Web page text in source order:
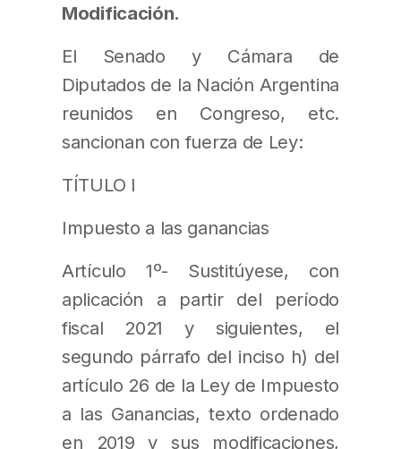
Modificación.
El Senado y Cámara de
Diputados de la Nación Argentina
reunidos en Congreso, etc.
sancionan con fuerza de Ley:
TÍTULO I
Impuesto a las ganancias
Artículo 1º- Sustitúyese, con
aplicación a partir del período
fiscal 2021 y siguientes, el
segundo párrafo del inciso h) del
artículo 26 de la Ley de Impuesto
a las Ganancias, texto ordenado
en 2019 y sus modificaciones,